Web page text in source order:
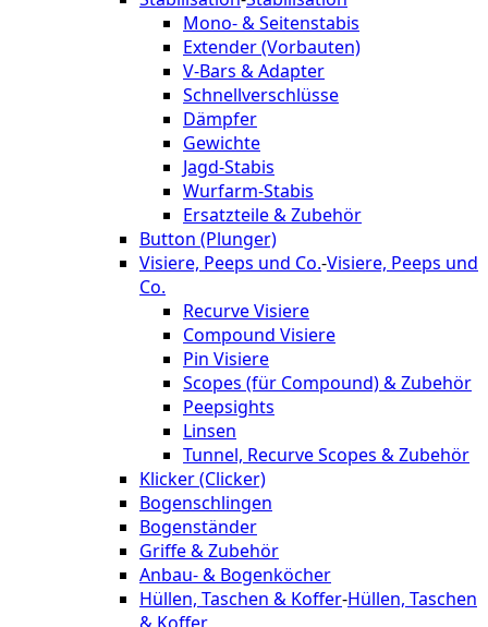
Mono- & Seitenstabis
Extender (Vorbauten)
V-Bars & Adapter
Schnellverschlüsse
Dämpfer
Gewichte
Jagd-Stabis
Wurfarm-Stabis
Ersatzteile & Zubehör
Button (Plunger)
Visiere, Peeps und Co.-Visiere, Peeps und
Co.
Recurve Visiere
Compound Visiere
Pin Visiere
Scopes (für Compound) & Zubehör
Peepsights
Linsen
Tunnel, Recurve Scopes & Zubehör
Klicker (Clicker)
Bogenschlingen
Bogenständer
Griffe & Zubehör
Anbau- & Bogenköcher
Hüllen, Taschen & Koffer-Hüllen, Taschen